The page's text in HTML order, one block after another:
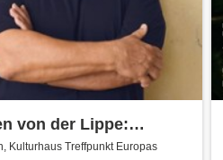
von der Lippe:
- Comedy-
Kulturhaus Treffpunkt Europas